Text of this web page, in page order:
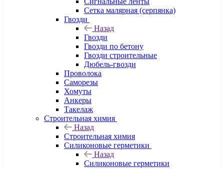
Сетка малярная (серпянка)
Гвозди
Назад
Гвозди
Гвозди по бетону
Гвозди строительные
Дюбель-гвозди
Проволока
Саморезы
Хомуты
Анкеры
Такелаж
Строительная химия
Назад
Строительная химия
Силиконовые герметики
Назад
Силиконовые герметики